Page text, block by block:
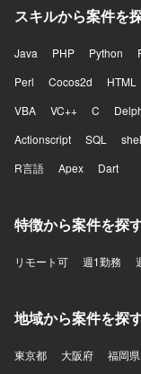
す。 【開発環境】 バックエンド開発が中心であり、Goを
APIやWebSocket
用した開発を行い
システムを構築し
ります。生成AIを
を進めております
スキルから案件を
Java PHP Python
Perl
Cocos2d HTML
VBA
VC++ C
Actionscript
SQL
R言語
Apex Dart
特徴から案件を探
リモート可 週1勤務
地域から案件を探
東京都 大阪府 福岡県